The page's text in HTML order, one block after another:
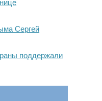
Сергей
поддержали